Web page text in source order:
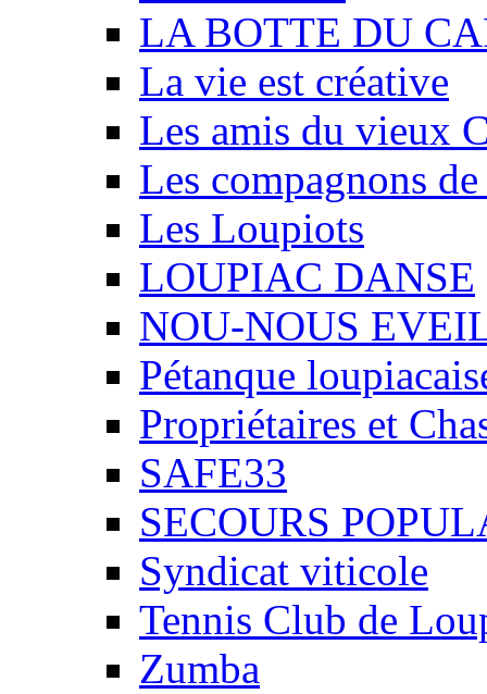
LA BOTTE DU
La vie est créative
Les amis du vieux
Les compagnons
Les Loupiots
LOUPIAC DANSE
NOU-NOUS
Pétanque
Propriétaires et
SAFE33
SECOURS
Syndicat viticole
Tennis Club de
Zumba